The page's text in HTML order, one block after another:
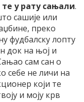
у рату сањали.
сашије или
преко
фудбалску лопту
док на њој и
сам сан о
себе не личи на
који те
и моју крв